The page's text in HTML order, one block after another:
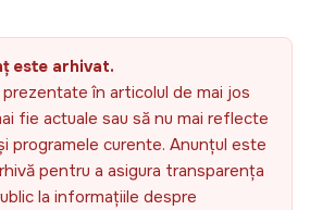
este arhivat.
în articolul de mai jos
fie actuale sau să nu mai reflecte
programele curente. Anunțul este
pentru a asigura transparența
la informațiile despre